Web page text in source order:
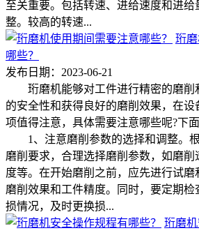
至关重要。包括转速、进给速度和进给
整。较高的转速...
珩
哪些？
发布日期：2023-06-21
珩磨机能够对工件进行精密的磨削
的安全性和获得良好的磨削效果，在
项值得注意，具体需要注意哪些呢?下
1、注意磨削参数的选择和调整。根
磨削要求，合理选择磨削参数，如磨
度等。在开始磨削之前，应先进行试
磨削效果和工件精度。同时，要定期
损情况，及时更换损...
珩磨